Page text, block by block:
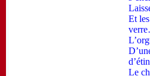
Et
Le